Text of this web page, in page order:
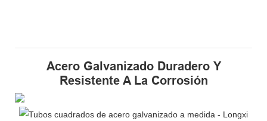
Acero Galvanizado Duradero Y
Resistente A La Corrosión